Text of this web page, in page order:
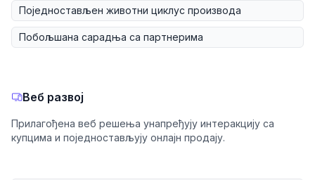
Поједностављен животни циклус производа
Побољшана сарадња са партнерима
Веб развој
Прилагођена веб решења унапређују интеракцију са
купцима и поједностављују онлајн продају.